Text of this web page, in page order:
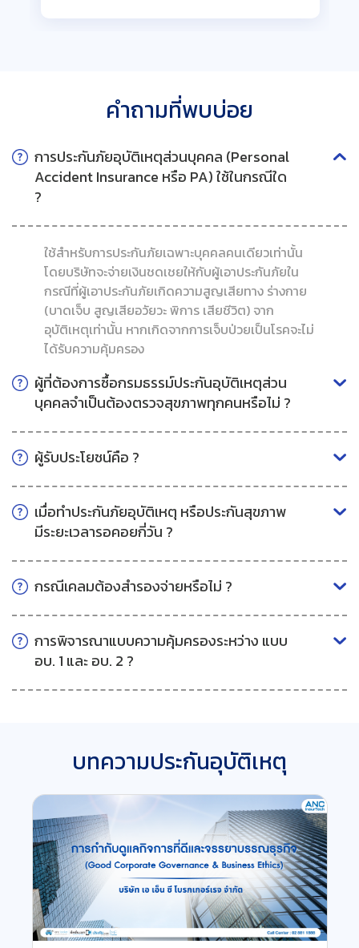
คำถามที่พบบ่อย
การประกันภัยอุบัติเหตุส่วนบุคคล (Personal
Accident Insurance หรือ PA) ใช้ในกรณีใด
?
ใช้สำหรับการประกันภัยเฉพาะบุคคลคนเดียวเท่านั้น
โดยบริษัทจะจ่ายเงินชดเชยให้กับผู้เอาประกันภัยใน
กรณีที่ผู้เอาประกันภัยเกิดความสูญเสียทาง ร่างกาย
(บาดเจ็บ สูญเสียอวัยวะ พิการ เสียชีวิต) จาก
อุบัติเหตุเท่านั้น หากเกิดจากการเจ็บป่วยเป็นโรคจะไม่
ได้รับความคุ้มครอง
ผู้ที่ต้องการซื้อกรมธรรม์ประกันอุบัติเหตุส่วน
บุคคลจำเป็นต้องตรวจสุขภาพทุกคนหรือไม่ ?
ผู้รับประโยชน์คือ ?
เมื่อทำประกันภัยอุบัติเหตุ หรือประกันสุขภาพ
มีระยะเวลารอคอยกี่วัน ?
กรณีเคลมต้องสำรองจ่ายหรือไม่ ?
การพิจารณาแบบความคุ้มครองระหว่าง แบบ
อบ. 1 และ อบ. 2 ?
บทความประกันอุบัติเหตุ